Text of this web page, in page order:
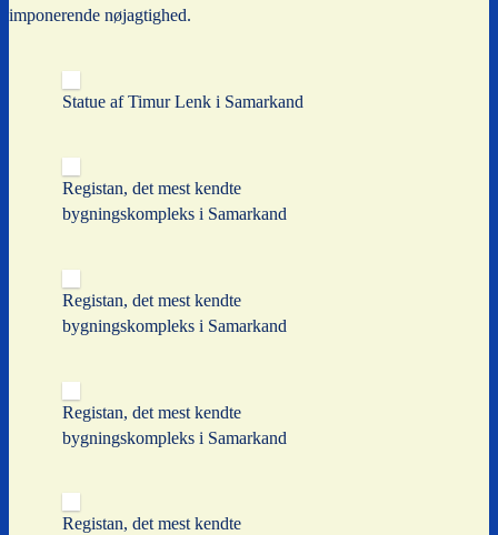
imponerende nøjagtighed.
Statue af Timur Lenk i Samarkand
Registan, det mest kendte
bygningskompleks i Samarkand
Registan, det mest kendte
bygningskompleks i Samarkand
Registan, det mest kendte
bygningskompleks i Samarkand
Registan, det mest kendte